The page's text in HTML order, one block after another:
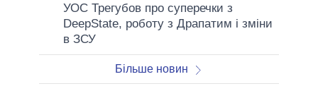
УОС Трегубов про cуперечки з
DeepState, роботу з Драпатим і зміни
в ЗСУ
Більше новин